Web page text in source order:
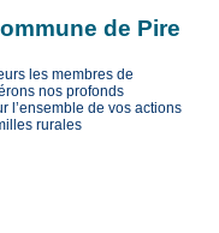
de Pire
les membres de
nos profonds
l’ensemble de vos actions
rurales